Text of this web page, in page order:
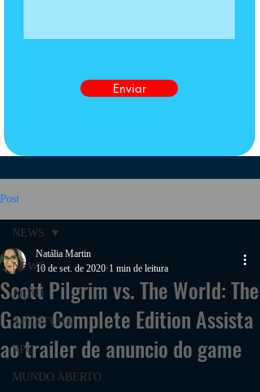
Enviar
Post
NEWS
AÇÃO
AVENTURA
RPG
MUNDO ABERTO
NEWS
Scott Pilgrim vs. The World: The
Game Complete Edition Assista
ao trailer de anuncio do game
Natália Martin
10 de set. de 2020 1 min de leitura